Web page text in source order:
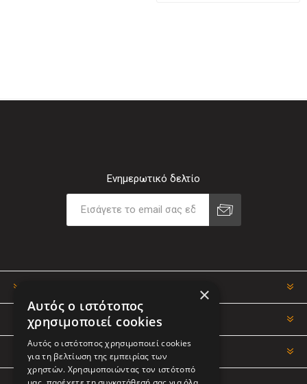
Ενημερωτικό δελτίο
Ο ΛΟΓΑΡΙΑΣΜΌΣ ΜΟΥ
ΕΡΓΑΛΕΊΑ ΣΕΛΊΔΑΣ
×
Αυτός ο ιστότοπος
χρησιμοποιεί cookies
Αυτός ο ιστότοπος χρησιμοποιεί cookies
για τη βελτίωση της εμπειρίας των
χρηστών. Χρησιμοποιώντας τον ιστότοπό